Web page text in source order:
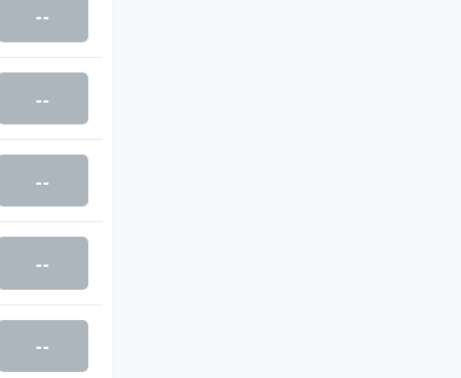
--
--
--
--
--